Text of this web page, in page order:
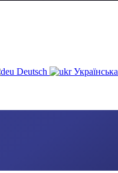
Deutsch Українська